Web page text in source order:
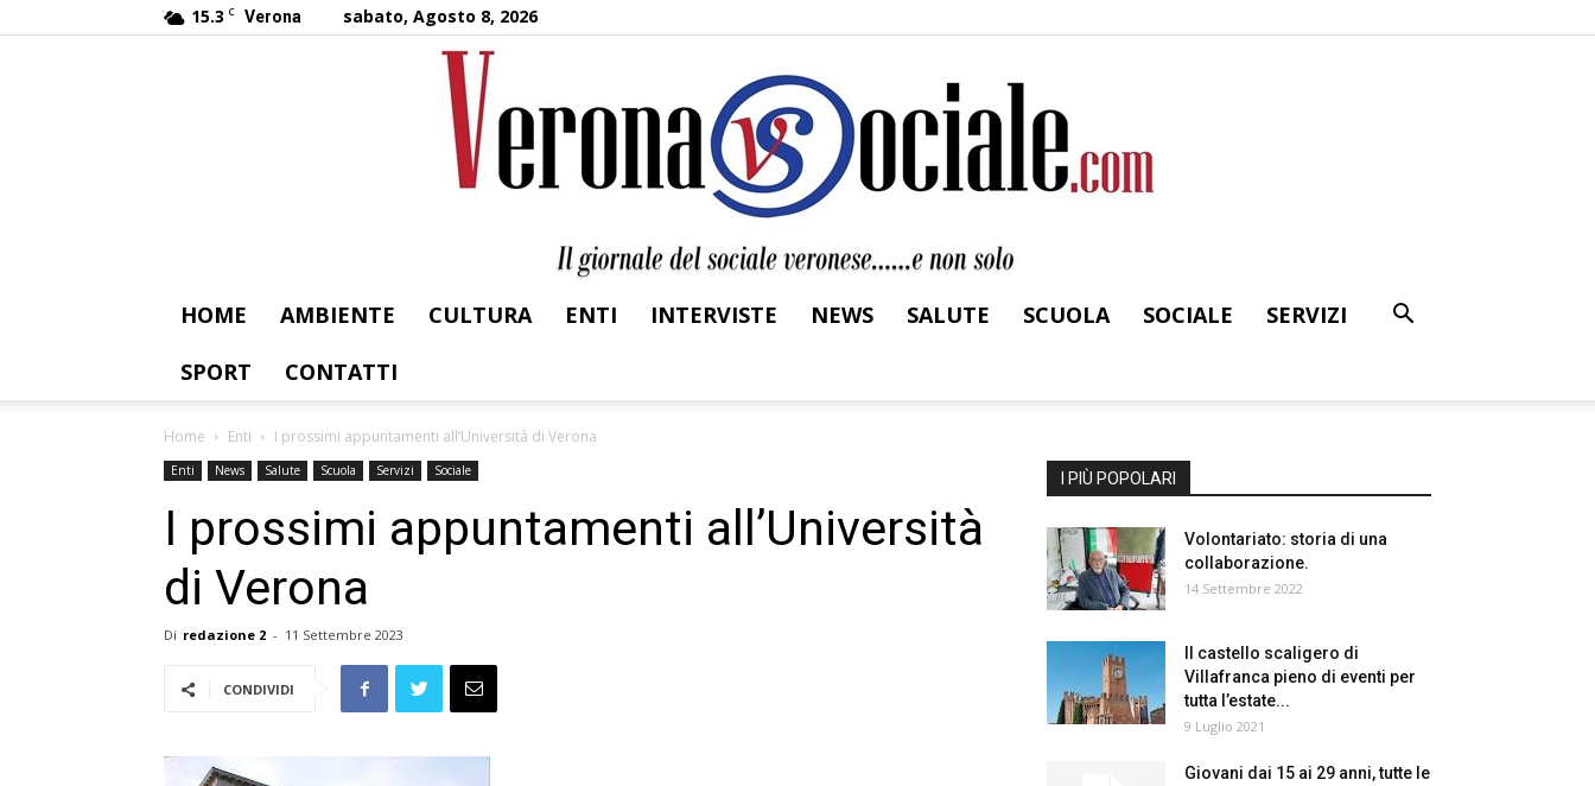
15.3 C Verona sabato, Agosto 8, 2026
Sociale
HOME AMBIENTE CULTURA ENTI INTERVISTE NEWS SALUTE SCUOLA SOCIALE
SERVIZI
SPORT
CONTATTI
Home Enti I prossimi appuntamenti all’Università di Verona
Enti News Salute Scuola Servizi Sociale
I prossimi appuntamenti all’Università
di Verona
Di redazione 2 - 11 Settembre 2023
CONDIVIDI
I PIÙ POPOLARI
Volontariato: storia di una
collaborazione.
14 Settembre 2022
Il castello scaligero di
Villafranca pieno di eventi per
tutta l’estate...
9 Luglio 2021
Giovani dai 15 ai 29 anni, tutte le